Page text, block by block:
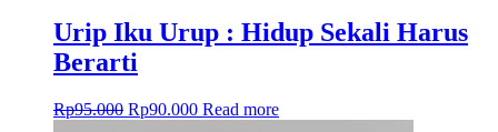
Urip Iku Urup : Hidup Sekali Harus
Berarti
Rp95.000 Rp90.000 Read more